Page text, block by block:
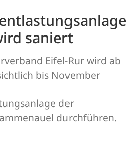
saniert
Eifel-Rur wird ab
bis November
der
durchführen.